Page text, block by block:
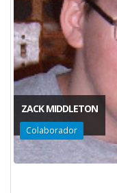
ZACK MIDDLETON
Colaborador